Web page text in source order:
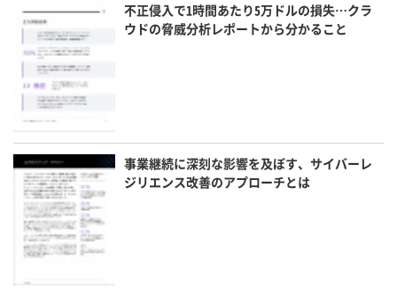
不正侵入で1時間あたり5万ドルの損失…クラ
ウドの脅威分析レポートから分かること
事業継続に深刻な影響を及ぼす、サイバーレ
ジリエンス改善のアプローチとは